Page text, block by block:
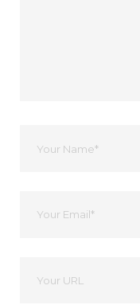
Name
Email
Website